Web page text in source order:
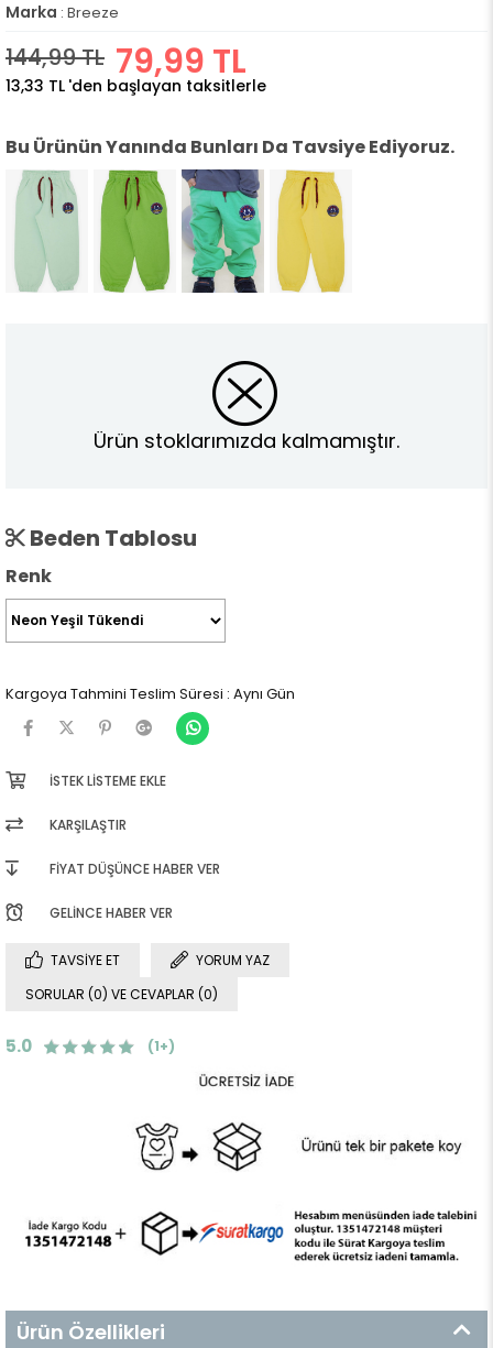
Marka : Breeze
144,99 TL 79,99 TL
13,33 TL 'den başlayan taksitlerle
Bu Ürünün Yanında Bunları Da Tavsiye Ediyoruz.
Ürün stoklarımızda kalmamıştır.
Beden Tablosu
Renk
Kargoya Tahmini Teslim Süresi : Aynı Gün
İSTEK LISTEME EKLE
KARŞILAŞTIR
FIYAT DÜŞÜNCE HABER VER
GELINCE HABER VER
TAVSIYE ET
YORUM YAZ
SORULAR (0) VE CEVAPLAR (0)
5.0 (1+)
Ürün Özellikleri